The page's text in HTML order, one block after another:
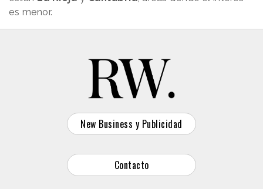
es menor.
New Business y Publicidad
Contacto